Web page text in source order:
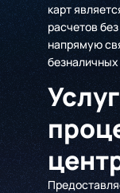
карт
расчетов
напрямую